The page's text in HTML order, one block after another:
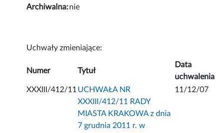
Archiwalna:nie
Uchwały zmieniające:
Numer Tytuł
Data
uchwalenia
XXXIII/412/11 UCHWAŁA NR
XXXIII/412/11 RADY
MIASTA KRAKOWA z dnia
7 grudnia 2011 r. w
11/12/07